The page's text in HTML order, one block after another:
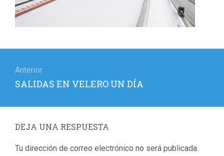
de
entradas
Anterior
Entrada
SALIDAS EN VELERO UN DÍA
DEJA UNA RESPUESTA
Tu dirección de correo electrónico no será publicada.